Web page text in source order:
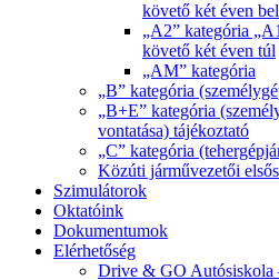
követő két éven
„A2” kategória
követő két éven túl
„AM” kategória
„B” kategória
„B+E” kategória
vontatása) tájékoztató
„C” kategória
Közúti járművezetői
Szimulátorok
Oktatóink
Dokumentumok
Elérhetőség
Drive & GO Autósiskola